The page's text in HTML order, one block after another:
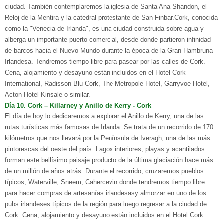
ciudad. También contemplaremos la iglesia de Santa Ana Shandon, el
Reloj de la Mentira y la catedral protestante de San Finbar.Cork, conocida
como la "Venecia de Irlanda", es una ciudad construida sobre agua y
alberga un importante puerto comercial, desde donde partieron infinidad
de barcos hacia el Nuevo Mundo durante la época de la Gran Hambruna
Irlandesa. Tendremos tiempo libre para pasear por las calles de Cork.
Cena, alojamiento y desayuno están incluidos en el Hotel Cork
International, Radisson Blu Cork, The Metropole Hotel, Garryvoe Hotel,
Acton Hotel Kinsale o similar.
Día 10. Cork – Killarney y Anillo de Kerry - Cork
El día de hoy lo dedicaremos a explorar el Anillo de Kerry, una de las
rutas turísticas más famosas de Irlanda. Se trata de un recorrido de 170
kilómetros que nos llevará por la Península de Iveragh , una de las más
pintorescas del oeste del país. Lagos interiores, playas y acantilados
forman este bellísimo paisaje producto de la última glaciación hace más
de un millón de años atrás. Durante el recorrido, cruzaremos pueblos
típicos, Waterville, Sneem, Cahercevin donde tendremos tiempo libre
para hacer compras de artesanías irlandesasy almorzar en uno de los
pubs irlandeses típicos de la región para luego regresar a la ciudad de
Cork. Cena, alojamiento y desayuno están incluidos en el Hotel Cork